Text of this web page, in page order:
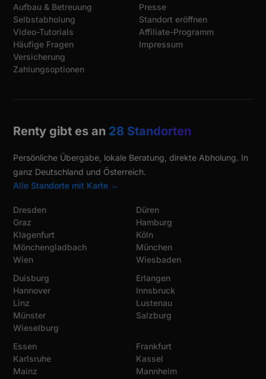
Aufbau & Betreuung
Selbstabholung
Video-Tutorials
Häufige Fragen
Versicherung
Zahlungsoptionen
Presse
Standort eröffnen
Affiliate-Programm
Impressum
Renty gibt es an 28 Standorten
Persönliche Übergabe, lokale Beratung, direkte Abholung. In
ganz Deutschland und Österreich.
Alle Standorte mit Karte →
Dresden
Graz
Klagenfurt
Mönchengladbach
Wien
Düren
Hamburg
Köln
München
Wiesbaden
Duisburg
Hannover
Linz
Münster
Wieselburg
Erlangen
Innsbruck
Lustenau
Salzburg
Essen
Karlsruhe
Mainz
Frankfurt
Kassel
Mannheim